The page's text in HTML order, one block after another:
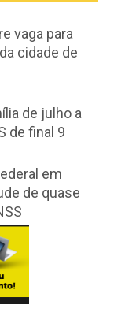
vaga para
cidade de
de julho a
de final 9
em
de quase